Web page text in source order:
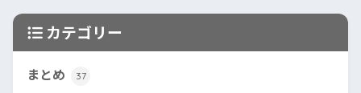
カテゴリー
まとめ 37